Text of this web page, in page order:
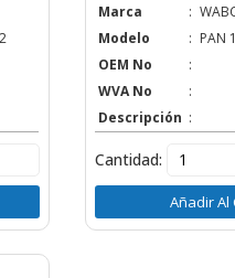
Marca
:
Modelo
: PAN
OEM No
:
WVA No
:
Descripción :
Cantidad:
Añadir Al